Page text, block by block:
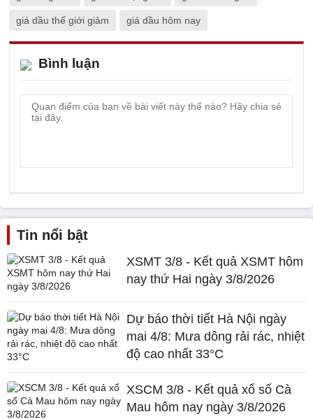
giá dầu thế giới giảm giá dầu hôm nay
Bình luận
Tin nổi bật
XSMT 3/8 - Kết quả XSMT hôm
nay thứ Hai ngày 3/8/2026
Dự báo thời tiết Hà Nội ngày
mai 4/8: Mưa dông rải rác, nhiệt
độ cao nhất 33°C
XSCM 3/8 - Kết quả xổ số Cà
Mau hôm nay ngày 3/8/2026